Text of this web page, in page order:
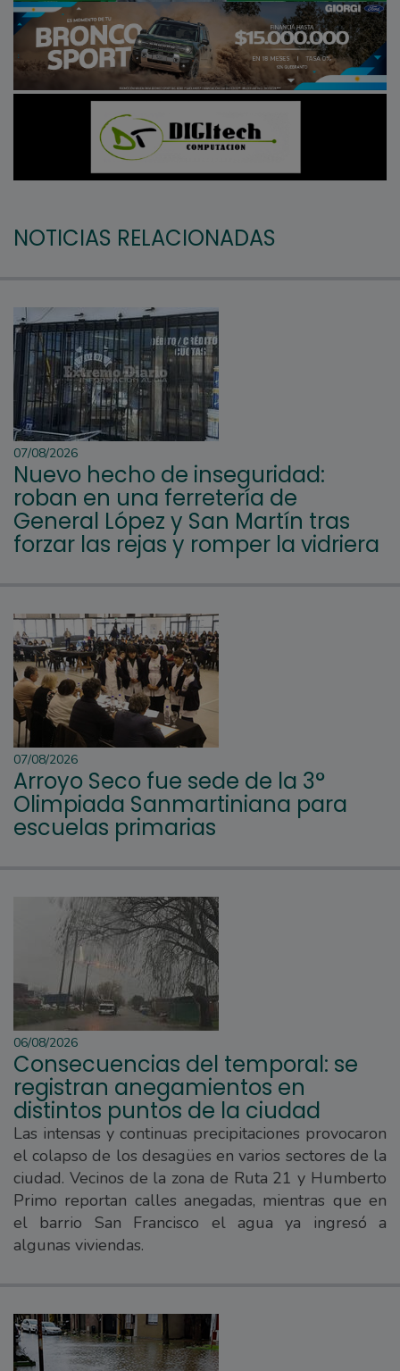
NOTICIAS RELACIONADAS
07/08/2026
Nuevo hecho de inseguridad:
roban en una ferretería de
General López y San Martín tras
forzar las rejas y romper la vidriera
07/08/2026
Arroyo Seco fue sede de la 3°
Olimpiada Sanmartiniana para
escuelas primarias
06/08/2026
Consecuencias del temporal: se
registran anegamientos en
distintos puntos de la ciudad
Las intensas y continuas precipitaciones provocaron
el colapso de los desagües en varios sectores de la
ciudad. Vecinos de la zona de Ruta 21 y Humberto
Primo reportan calles anegadas, mientras que en
el barrio San Francisco el agua ya ingresó a
algunas viviendas.